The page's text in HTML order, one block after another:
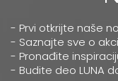
- Prvi otkrijte naše
- Saznajte sve o
- Pronađite
- Budite deo LUNA